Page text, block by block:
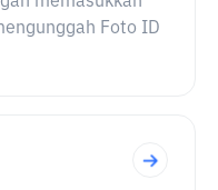
Foto ID